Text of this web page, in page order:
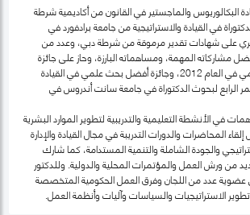
البكالوريوس والماجستير في القانون من أكاديمية شرطة
في القيادة والاستراتيجية من جامعة برادفورد في
على شهادات تقدير مرموقة من شرطة دبي، وعدد من
المهمة، ومساهماته البارزة، وحاز على جائزة
الشيخ راشد للتفوق العلمي في العام 2012، وجائزة أفضل بحث علمي في القيادة
الرابع لبحوث الدكتوراة في جامعة سانت أندروس في
في الأنشطة التعليمية والتدريبية لتطوير الموارد البشرية
المحاضرات والدورات التدريبة في مجال القيادة والإدارة
والجودة الشاملة والتنمية المستدامة، كما شارك
ورش العمل والمؤتمرات المحلية والدولية. وللدكتور
عدد من اللجان وفرق العمل الحكومية المتخصصة
الاستراتيجيات والسياسات وآليات وأنظمة العمل.